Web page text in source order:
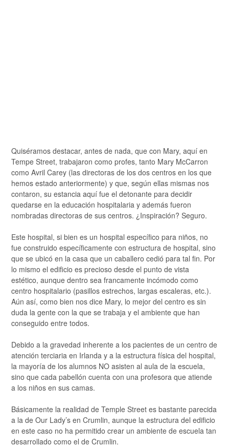
Quiséramos destacar, antes de nada, que con Mary, aquí en
Tempe Street, trabajaron como profes, tanto Mary McCarron
como Avril Carey (las directoras de los dos centros en los que
hemos estado anteriormente) y que, según ellas mismas nos
contaron, su estancia aquí fue el detonante para decidir
quedarse en la educación hospitalaria y además fueron
nombradas directoras de sus centros. ¿Inspiración? Seguro.
Este hospital, si bien es un hospital específico para niños, no
fue construido específicamente con estructura de hospital, sino
que se ubicó en la casa que un caballero cedió para tal fin. Por
lo mismo el edificio es precioso desde el punto de vista
estético, aunque dentro sea francamente incómodo como
centro hospitalario (pasillos estrechos, largas escaleras, etc.).
Aún así, como bien nos dice Mary, lo mejor del centro es sin
duda la gente con la que se trabaja y el ambiente que han
conseguido entre todos.
Debido a la gravedad inherente a los pacientes de un centro de
atención terciaria en Irlanda y a la estructura física del hospital,
la mayoría de los alumnos NO asisten al aula de la escuela,
sino que cada pabellón cuenta con una profesora que atiende
a los niños en sus camas.
Básicamente la realidad de Temple Street es bastante parecida
a la de Our Lady’s en Crumlin, aunque la estructura del edificio
en este caso no ha permitido crear un ambiente de escuela tan
desarrollado como el de Crumlin.